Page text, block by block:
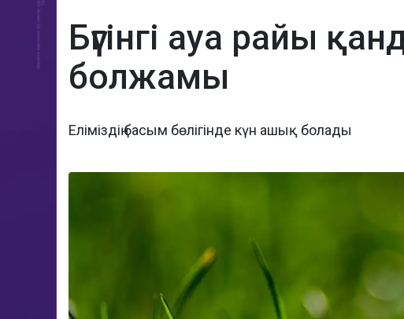
Бүгінгі ауа райы
болжамы
Еліміздің басым бөлігінде күн ашық болады